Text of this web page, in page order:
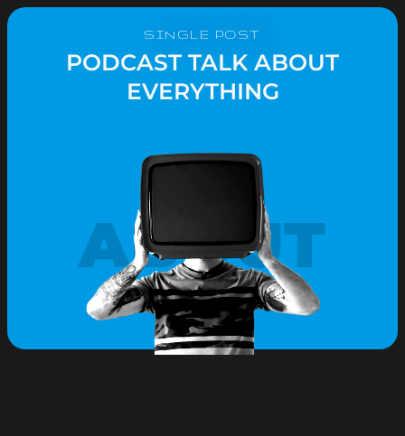
SINGLE POST
PODCAST TALK ABOUT
EVERYTHING
ABOUT